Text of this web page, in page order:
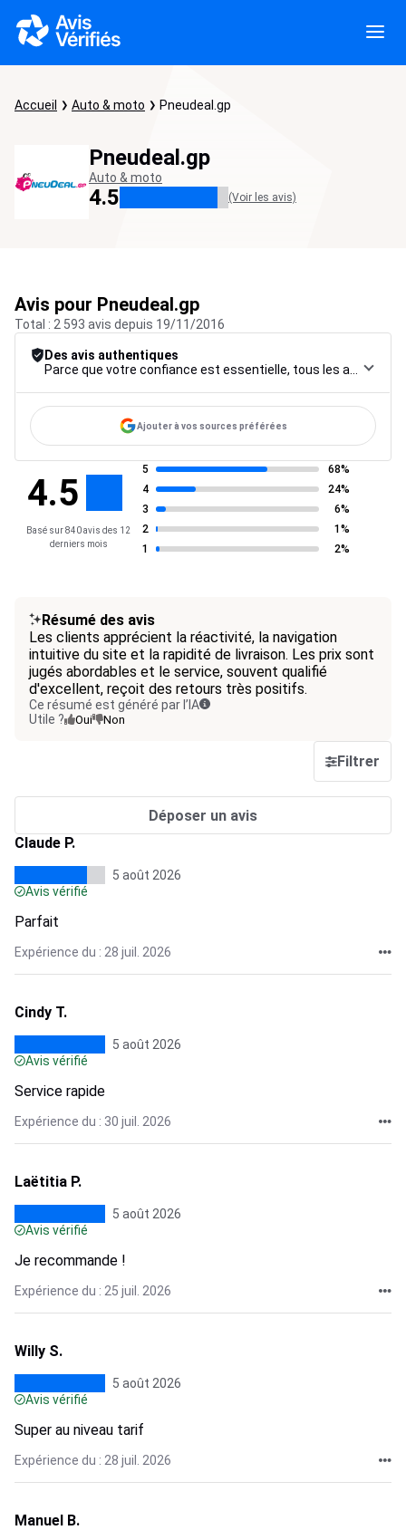
Accueil Auto & moto Pneudeal.gp
Pneudeal.gp
Auto & moto
4.5 (Voir les avis)
Avis pour Pneudeal.gp
Total : 2 593 avis depuis 19/11/2016
Des avis authentiques
Ajouter à vos sources préférées
4.5
Basé sur 840 avis des 12
derniers mois
5
68%
4
24%
3
6%
2
1%
1
2%
Résumé des avis
Les clients apprécient la réactivité, la navigation
intuitive du site et la rapidité de livraison. Les prix sont
jugés abordables et le service, souvent qualifié
d'excellent, reçoit des retours très positifs.
Ce résumé est généré par l’IA
Utile ?
Oui Non
Filtrer
Déposer un avis
Claude P.
5 août 2026
Avis vérifié
Parfait
Expérience du : 28 juil. 2026
Cindy T.
5 août 2026
Avis vérifié
Service rapide
Expérience du : 30 juil. 2026
Laëtitia P.
5 août 2026
Avis vérifié
Je recommande !
Expérience du : 25 juil. 2026
Willy S.
5 août 2026
Avis vérifié
Super au niveau tarif
Expérience du : 28 juil. 2026
Manuel B.